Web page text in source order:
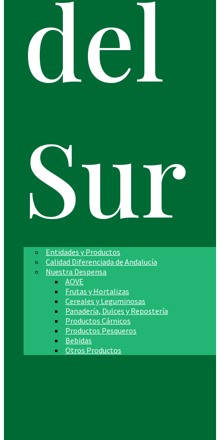
del
Sur
Entidades y Productos
Calidad Diferenciada de Andalucía
Nuestra Despensa
AOVE
Frutas y Hortalizas
Cereales y Leguminosas
Panadería, Dulces y Repostería
Productos Cárnicos
Productos Pesqueros
Bebidas
Otros Productos